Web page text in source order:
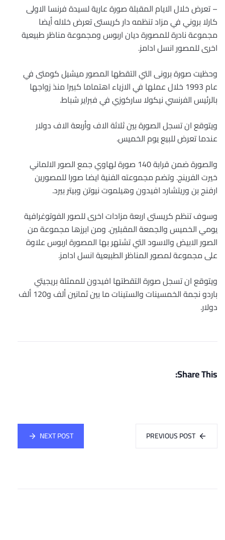
– تعرض خلال الايام المقبلة صورة عارية لسيدة فرنسا الاولى
كارلا بروني في مزاد تنظمه دار كريستى تعرض خلاله أيضا
مجموعة نادرة للمصورة ديان اربوس ومجموعة مناظر طبيعية
اخرى للمصور انسل ادامز.
وحظيت صورة برونى التي التقطها المصور ميشيل كومتى في
عام 1993 خلال عملها في الازياء اهتماما كبيرا منذ زواجها
بالرئيس الفرنسي نيكولا ساركوزي في فبراير شباط.
ويتوقع ان تسجل الصورة بين ثلاثة الاف وأربعة الاف دولار
عندما تعرض للبيع يوم الخميس.
والصورة ضمن قرابة 140 صورة لهاوي جمع الصور الالماني
خيرت الفرينج. وتضم مجموعته الفنية ايضا صورا للمصورين
ارفنج بن وريتشارد افيدون وهيلموت نيوتن وبيتر بيرد.
وسوف تنظم كريستى اربعة مزادات اخرى للصور الفوتوغرافية
يومي الخميس والجمعة المقبلين. ومن ابرزها مجموعة من
الصور الابيض والاسود التي تشتهر بها المصورة اربوس علاوة
على مجموعة لمصور المناظر الطبيعية انسل ادامز.
ويتوقع ان تسجل صورة التقطتها افيدون للممثلة بريجيتي
باردو نجمة الخمسينات والستينات ما بين ثمانين ألف و120 ألف
دولار.
Share This:
PREVIOUS POST
NEXT POST